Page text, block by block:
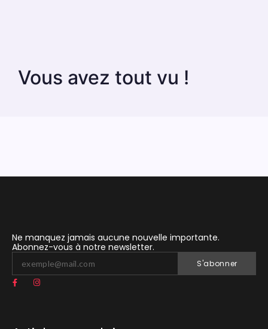
Vous avez tout vu !
Ne manquez jamais aucune nouvelle importante.
Abonnez-vous à notre newsletter.
S'abonner